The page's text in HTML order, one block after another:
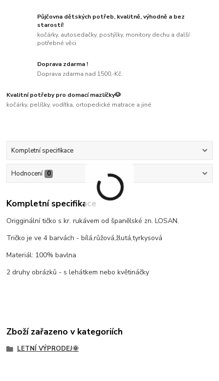
Půjčovna dětských potřeb, kvalitně, výhodně a bez
starostí!
kočárky, autosedačky, postýlky, monitory dechu a další
potřebné věci
Doprava zdarma !
Doprava zdarma nad 1500,-Kč.
Kvalitní potřeby pro domací mazlíčky🐶
kočárky, pelíšky, vodítka, ortopedické matrace a jiné
Kompletní specifikace
Hodnocení 0
Kompletní specifikace
Origginální tičko s kr. rukávem od španělské zn. LOSAN.
Tričko je ve 4 barvách - bílá,růžová,žlutá,tyrkysová
Materiál: 100% bavlna
2 druhy obrázků - s lehátkem nebo květináčky
Zboží zařazeno v kategoriích
LETNÍ VÝPRODEJ🌞